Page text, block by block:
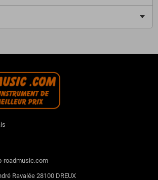
roadmusic.com
Ravalée 28100 DREUX